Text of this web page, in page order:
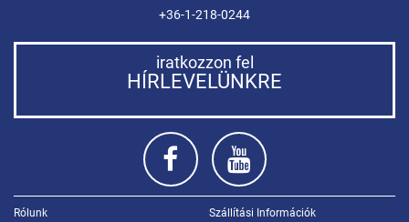
+36-1-218-0244
iratkozzon fel
HÍRLEVELÜNKRE
Rólunk Szállítási Információk